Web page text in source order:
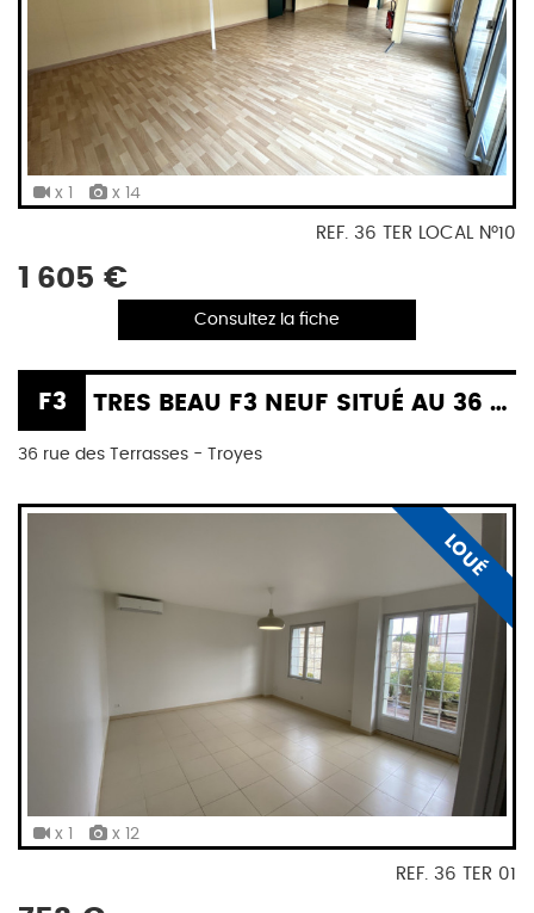
x 1 x 14
REF. 36 TER LOCAL N°10
1 605 €
Consultez la fiche
F3 TRES BEAU F3 NEUF SITUÉ AU 36 RUE DES TERRASSES À TROYES
36 rue des Terrasses - Troyes
x 1 x 12
LOUÉ
REF. 36 TER 01